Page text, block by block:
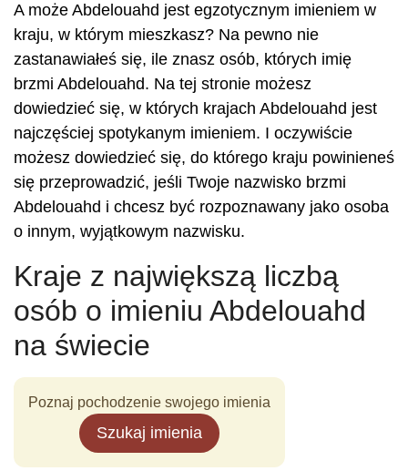
A może Abdelouahd jest egzotycznym imieniem w
kraju, w którym mieszkasz? Na pewno nie
zastanawiałeś się, ile znasz osób, których imię
brzmi Abdelouahd. Na tej stronie możesz
dowiedzieć się, w których krajach Abdelouahd jest
najczęściej spotykanym imieniem. I oczywiście
możesz dowiedzieć się, do którego kraju powinieneś
się przeprowadzić, jeśli Twoje nazwisko brzmi
Abdelouahd i chcesz być rozpoznawany jako osoba
o innym, wyjątkowym nazwisku.
Kraje z największą liczbą
osób o imieniu Abdelouahd
na świecie
Poznaj pochodzenie swojego imienia
Szukaj imienia